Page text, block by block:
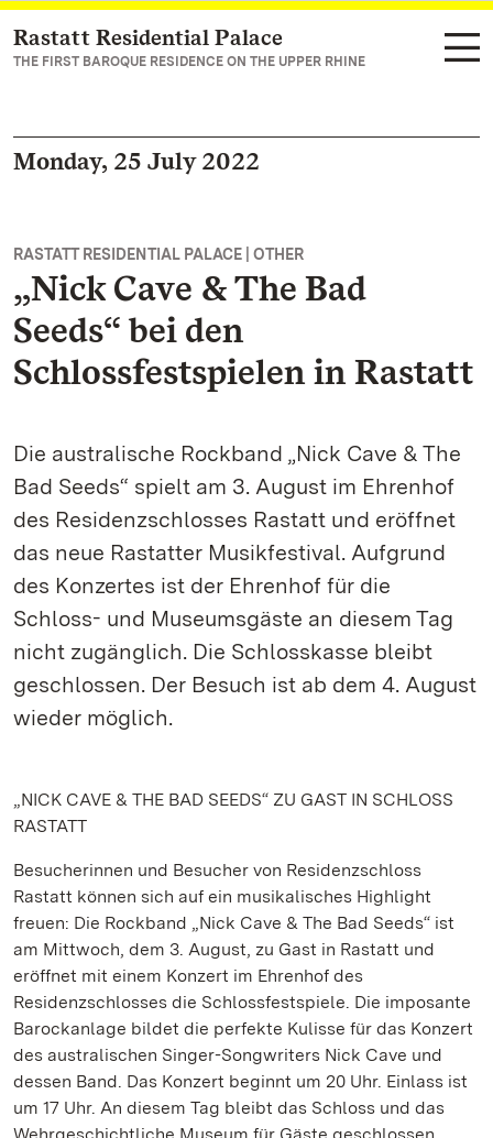
Navigate to main page
Rastatt Residential Palace
THE FIRST BAROQUE RESIDENCE ON THE UPPER RHINE
Monday, 25 July 2022
RASTATT RESIDENTIAL PALACE | OTHER
„Nick Cave & The Bad
Seeds“ bei den
Schlossfestspielen in Rastatt
Die australische Rockband „Nick Cave & The
Bad Seeds“ spielt am 3. August im Ehrenhof
des Residenzschlosses Rastatt und eröffnet
das neue Rastatter Musikfestival. Aufgrund
des Konzertes ist der Ehrenhof für die
Schloss- und Museumsgäste an diesem Tag
nicht zugänglich. Die Schlosskasse bleibt
geschlossen. Der Besuch ist ab dem 4. August
wieder möglich.
„NICK CAVE & THE BAD SEEDS“ ZU GAST IN SCHLOSS
RASTATT
Besucherinnen und Besucher von Residenzschloss
Rastatt können sich auf ein musikalisches Highlight
freuen: Die Rockband „Nick Cave & The Bad Seeds“ ist
am Mittwoch, dem 3. August, zu Gast in Rastatt und
eröffnet mit einem Konzert im Ehrenhof des
Residenzschlosses die Schlossfestspiele. Die imposante
Barockanlage bildet die perfekte Kulisse für das Konzert
des australischen Singer-Songwriters Nick Cave und
dessen Band. Das Konzert beginnt um 20 Uhr. Einlass ist
um 17 Uhr. An diesem Tag bleibt das Schloss und das